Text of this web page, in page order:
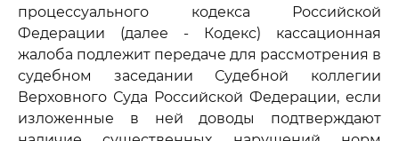
процессуального кодекса Российской
Федерации (далее - Кодекс) кассационная
жалоба подлежит передаче для рассмотрения в
судебном заседании Судебной коллегии
Верховного Суда Российской Федерации, если
изложенные в ней доводы подтверждают